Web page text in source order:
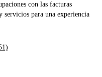
con las facturas
para una experiencia